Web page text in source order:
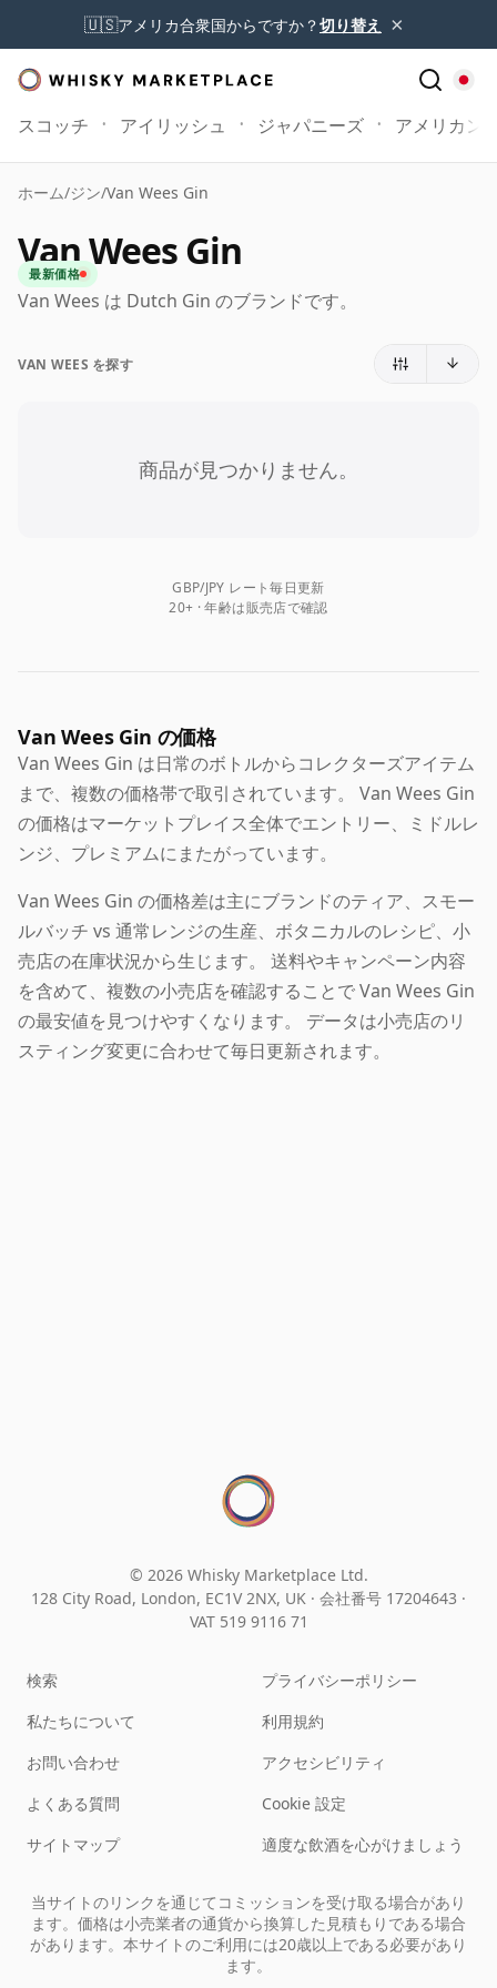
🇺🇸アメリカ合衆国からですか？切り替え ×
スコッチ アイリッシュ ジャパニーズ アメリカン
ホーム/ジン/Van Wees Gin
Van Wees Gin
最新価格
Van Wees は Dutch Gin のブランドです。
VAN WEES を探す
商品が見つかりません。
GBP/JPY レート毎日更新
20+ · 年齢は販売店で確認
Van Wees Gin の価格
Van Wees Gin は日常のボトルからコレクターズアイテム
まで、複数の価格帯で取引されています。 Van Wees Gin
の価格はマーケットプレイス全体でエントリー、ミドルレ
ンジ、プレミアムにまたがっています。
Van Wees Gin の価格差は主にブランドのティア、スモー
ルバッチ vs 通常レンジの生産、ボタニカルのレシピ、小
売店の在庫状況から生じます。 送料やキャンペーン内容
を含めて、複数の小売店を確認することで Van Wees Gin
の最安値を見つけやすくなります。 データは小売店のリ
スティング変更に合わせて毎日更新されます。
© 2026 Whisky Marketplace Ltd.
128 City Road, London, EC1V 2NX, UK · 会社番号 17204643 ·
VAT 519 9116 71
検索
私たちについて
お問い合わせ
よくある質問
サイトマップ
プライバシーポリシー
利用規約
アクセシビリティ
Cookie 設定
適度な飲酒を心がけましょう
当サイトのリンクを通じてコミッションを受け取る場合があり
ます。価格は小売業者の通貨から換算した見積もりである場合
があります。本サイトのご利用には20歳以上である必要があり
ます。